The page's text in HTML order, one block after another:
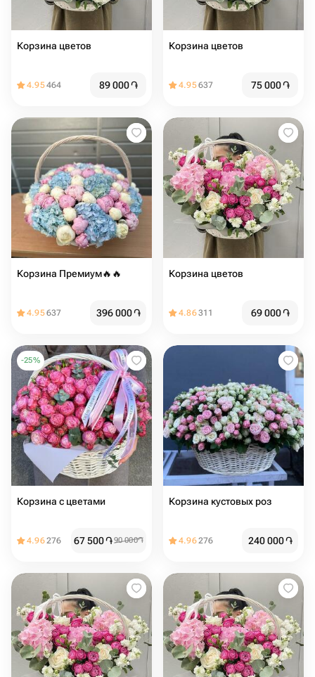
Корзина цветов
4.95464 89 000֏
Корзина цветов
4.95637 75 000֏
Корзина Премиум🔥🔥
4.95637 396 000֏
Корзина цветов
4.86311 69 000֏
-25%
Корзина с цветами
4.96276 67 500֏90 000֏
Корзина кустовых роз
4.96276 240 000֏